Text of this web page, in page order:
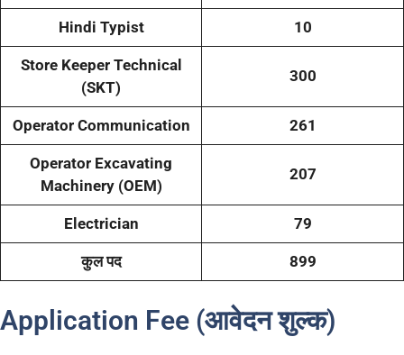
Hindi Typist 10
Store Keeper Technical
(SKT)
300
Operator Communication 261
Operator Excavating
Machinery (OEM)
207
Electrician 79
कुल पद 899
Application Fee (आवेदन शुल्क)